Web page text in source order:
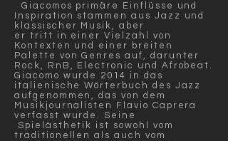
Giacomos primäre Einflüsse und
Inspiration stammen aus Jazz und
klassischer Musik, aber
er tritt in einer Vielzahl von
Kontexten und einer breiten
Palette von Genres auf, darunter
Rock, RnB, Electronic und Afrobeat.
Giacomo wurde 2014 in das
italienische Wörterbuch des Jazz
aufgenommen, das von dem
Musikjournalisten Flavio Caprera
verfasst wurde. Seine
Spielästhetik ist sowohl vom
traditionellen als auch vom